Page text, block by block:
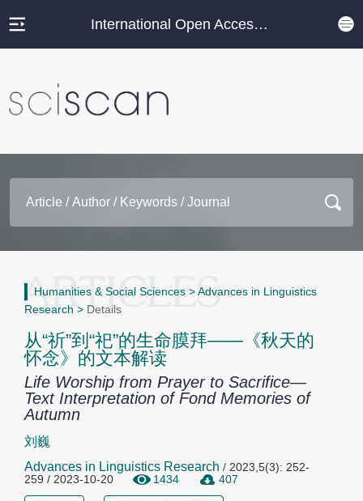
International Open Access Journal Platform
Humanities & Social Sciences >Advances in Linguistics
Research > Details
从“祈”到“祀”的生命膜拜——《秋天的
怀念》的文本解读
Life Worship from Prayer to Sacrifice—
Text Interpretation of Fond Memories of
Autumn
刘巍
Advances in Linguistics Research / 2023,5(3): 252-
259 / 2023-10-20
1434 407